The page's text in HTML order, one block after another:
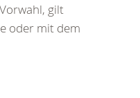
gilt
oder mit dem